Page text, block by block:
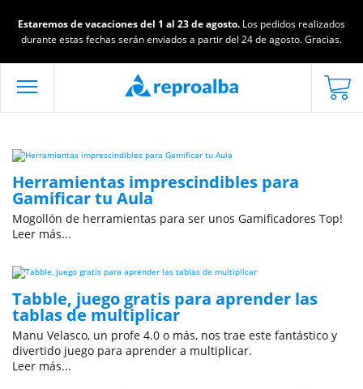
Estaremos de vacaciones del 1 al 23 de agosto. Los pedidos realizados
durante estas fechas serán enviados a partir del 24 de agosto. Gracias.
Herramientas imprescindibles para
Gamificar tu Aula
Mogollón de herramientas para ser unos Gamificadores Top!
Leer más...
Tabble, juego gratis para aprender las
tablas de multiplicar
Manu Velasco, un profe 4.0 o más, nos trae este fantástico y
divertido juego para aprender a multiplicar.
Leer más...